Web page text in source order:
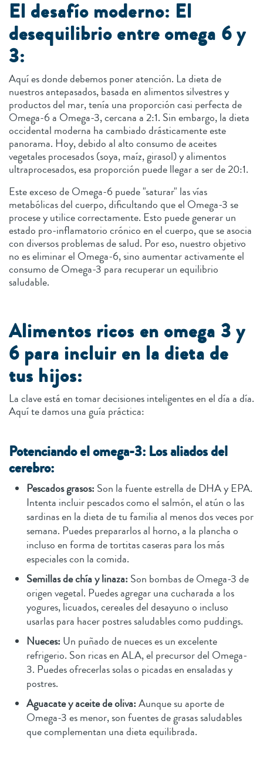
El desafío moderno: El
desequilibrio entre omega 6 y
3:
Aquí es donde debemos poner atención. La dieta de
nuestros antepasados, basada en alimentos silvestres y
productos del mar, tenía una proporción casi perfecta de
Omega-6 a Omega-3, cercana a 2:1. Sin embargo, la dieta
occidental moderna ha cambiado drásticamente este
panorama. Hoy, debido al alto consumo de aceites
vegetales procesados (soya, maíz, girasol) y alimentos
ultraprocesados, esa proporción puede llegar a ser de 20:1.
Este exceso de Omega-6 puede "saturar" las vías
metabólicas del cuerpo, dificultando que el Omega-3 se
procese y utilice correctamente. Esto puede generar un
estado pro-inflamatorio crónico en el cuerpo, que se asocia
con diversos problemas de salud. Por eso, nuestro objetivo
no es eliminar el Omega-6, sino aumentar activamente el
consumo de Omega-3 para recuperar un equilibrio
saludable.
Alimentos ricos en omega 3 y
6 para incluir en la dieta de
tus hijos:
La clave está en tomar decisiones inteligentes en el día a día.
Aquí te damos una guía práctica:
Potenciando el omega-3: Los aliados del
cerebro:
Pescados grasos: Son la fuente estrella de DHA y EPA.
Intenta incluir pescados como el salmón, el atún o las
sardinas en la dieta de tu familia al menos dos veces por
semana. Puedes prepararlos al horno, a la plancha o
incluso en forma de tortitas caseras para los más
especiales con la comida.
Semillas de chía y linaza: Son bombas de Omega-3 de
origen vegetal. Puedes agregar una cucharada a los
yogures, licuados, cereales del desayuno o incluso
usarlas para hacer postres saludables como puddings.
Nueces: Un puñado de nueces es un excelente
refrigerio. Son ricas en ALA, el precursor del Omega-
3. Puedes ofrecerlas solas o picadas en ensaladas y
postres.
Aguacate y aceite de oliva:Aunque su aporte de
Omega-3 es menor, son fuentes de grasas saludables
que complementan una dieta equilibrada.